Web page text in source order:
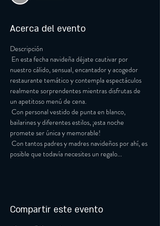
Acerca del evento
Descripción
nuestro cálido, sensual, encantador y acogedor
restaurante temático y contempla espectáculos
realmente sorprendentes mientras disfrutas de
un apetitoso menú de cena.
bailarines y diferentes estilos, ¡esta noche
promete ser única y memorable!
posible que todavía necesites un regalo...
Compartir este evento